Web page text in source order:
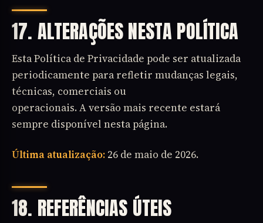
17. ALTERAÇÕES NESTA POLÍTICA
Esta Política de Privacidade pode ser atualizada
periodicamente para refletir mudanças legais,
técnicas, comerciais ou
operacionais. A versão mais recente estará
sempre disponível nesta página.
Última atualização: 26 de maio de 2026.
18. REFERÊNCIAS ÚTEIS